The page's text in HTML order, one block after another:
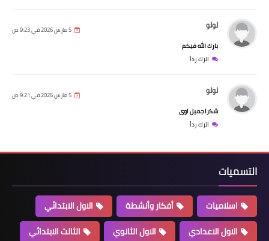
لولو 5 مارس 2026 في 9:23 ص
بارك الله فيكم
اترك رداً
لولو 5 مارس 2026 في 9:21 ص
شكرا جميل اوى
اترك رداً
التسميات
اسلاميات أفكار وأنشطة
الاول الابتدائي
الاول الاعدادي
الاول الثانوي
الثالث الابتدائي